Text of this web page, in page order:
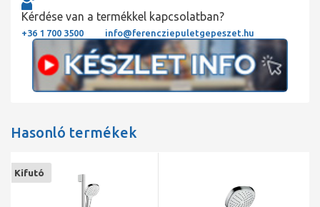
Kérdése van a termékkel kapcsolatban?
+36 1 700 3500 info@ferencziepuletgepeszet.hu
Hasonló termékek
Kifutó